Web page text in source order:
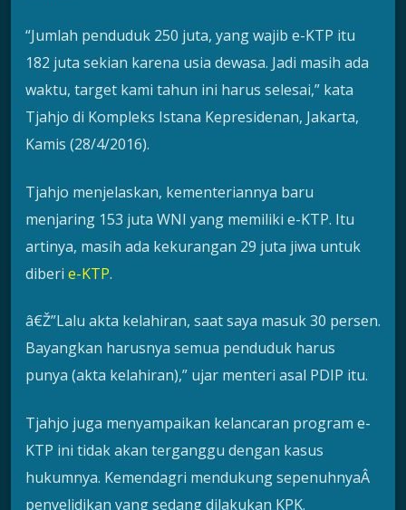
“Jumlah penduduk 250 juta, yang wajib e-KTP itu
182 juta sekian karena usia dewasa. Jadi masih ada
waktu, target kami tahun ini harus selesai,” kata
Tjahjo di Kompleks Istana Kepresidenan, Jakarta,
Kamis (28/4/2016).
Tjahjo menjelaskan, kementeriannya baru
menjaring 153 juta WNI yang memiliki e-KTP. Itu
artinya, masih ada kekurangan 29 juta jiwa untuk
diberi e-KTP.
â€Ž”Lalu akta kelahiran, saat saya masuk 30 persen.
Bayangkan harusnya semua penduduk harus
punya (akta kelahiran),” ujar menteri asal PDIP itu.
Tjahjo juga menyampaikan kelancaran program e-
KTP ini tidak akan terganggu dengan kasus
hukumnya. Kemendagri mendukung sepenuhnyaÂ
penyelidikan yang sedang dilakukan KPK.